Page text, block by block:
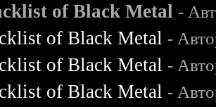
of Black Metal -
of Black Metal -
of Black Metal -
of Black Metal -